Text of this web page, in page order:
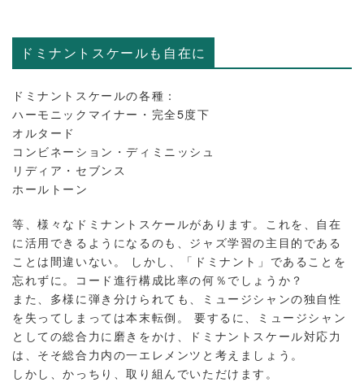
ドミナントスケールも自在に
ドミナントスケールの各種：
ハーモニックマイナー・完全5度下
オルタード
コンビネーション・ディミニッシュ
リディア・セブンス
ホールトーン
等、様々なドミナントスケールがあります。これを、自在
に活用できるようになるのも、ジャズ学習の主目的である
ことは間違いない。 しかし、「ドミナント」であることを
忘れずに。コード進行構成比率の何％でしょうか？
また、多様に弾き分けられても、ミュージシャンの独自性
を失ってしまっては本末転倒。 要するに、ミュージシャン
としての総合力に磨きをかけ、ドミナントスケール対応力
は、そそ総合力内の一エレメンツと考えましょう。
しかし、かっちり、取り組んでいただけます。